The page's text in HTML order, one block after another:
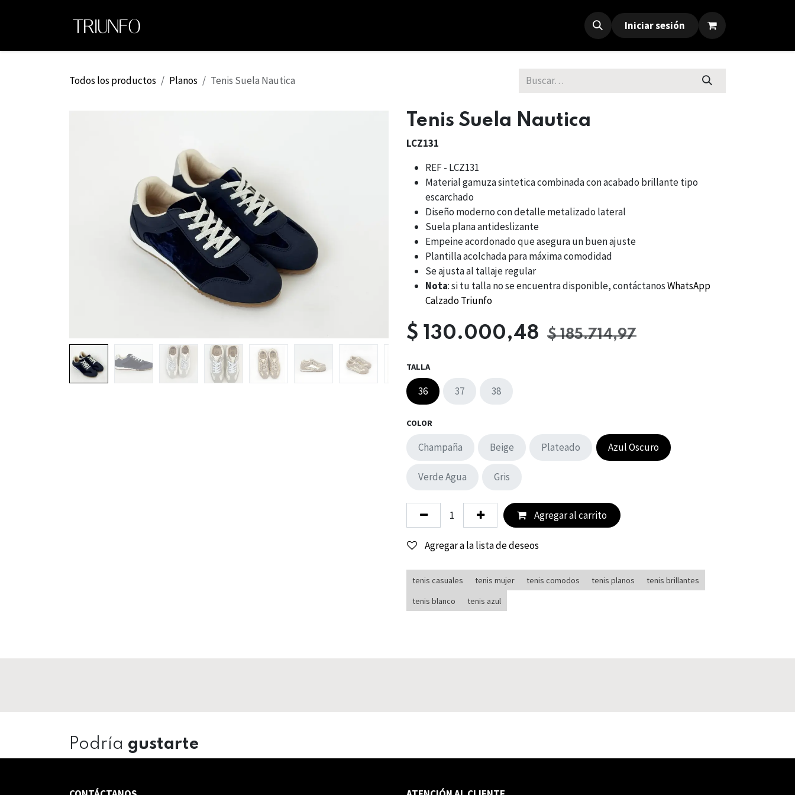
Iniciar sesión
Todos los productos Planos Tenis Suela Nautica
Tenis Suela Nautica
LCZ131
REF - LCZ131
Material gamuza sintetica combinada con acabado brillante tipo
escarchado
Diseño moderno con detalle metalizado lateral
Suela plana antideslizante
Empeine acordonado que asegura un buen ajuste
Plantilla acolchada para máxima comodidad
Se ajusta al tallaje regular
Nota: si tu talla no se encuentra disponible, contáctanosWhatsApp
Calzado Triunfo
$ 130.000,48 $185.714,97
TALLA
36 37 38
COLOR
Champaña Beige Plateado Azul Oscuro
Verde Agua Gris
Agregar al carrito
Agregar a la lista de deseos
tenis casuales tenis mujer tenis comodos tenis planos
tenis brillantes
tenis blanco
tenis azul
Podría gustarte